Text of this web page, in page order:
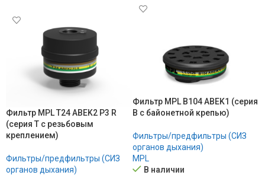
Фильтр MPL B104 ABEK1 (серия
В с байонетной крепью)
Фильтры/предфильтры (СИЗ
органов дыхания)
MPL
В наличии
Фильтр MPL T24 ABEK2 P3 R
(серия T с резьбовым
креплением)
Фильтры/предфильтры (СИЗ
органов дыхания)